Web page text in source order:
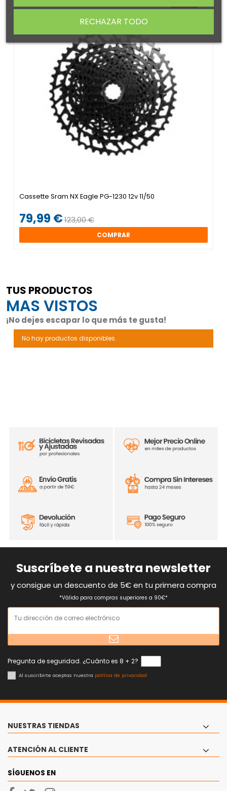
Cassette Sram NX Eagle PG-1230 12v 11/50
79,99 €123,00 €
COMPRAR
TUS PRODUCTOS
MAS VISTOS
¡No dejes escapar lo que más te gusta!
No hay productos disponibles.
Suscríbete a nuestra newsletter
y consigue un descuento de 5€ en tu primera compra
*Válido para compras superiores a 90€*
Pregunta de seguridad. ¿Cuánto es 8 + 2?
Al suscribirte aceptas nuestra política de privacidad
NUESTRAS TIENDAS
ATENCIÓN AL CLIENTE
SÍGUENOS EN
RECHAZAR TODO